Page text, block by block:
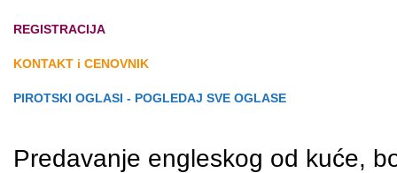
REGISTRACIJA
KONTAKT i CENOVNIK
PIROTSKI OGLASI - POGLEDAJ SVE OGLASE
Predavanje engleskog od kuće,